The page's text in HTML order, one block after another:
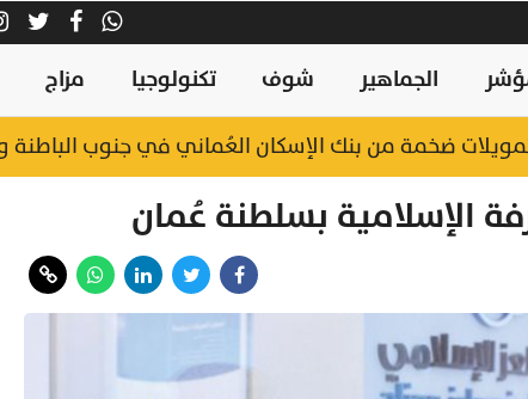
الجماهير شوف تكنولوجيا مزاج
الإسلامية بسلطنة عُمان